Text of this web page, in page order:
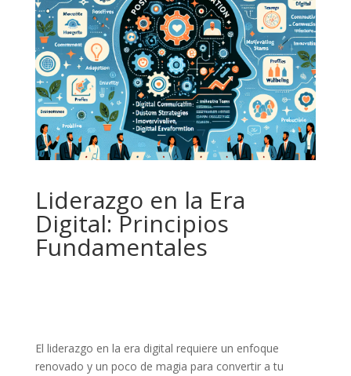
Liderazgo en la Era
Digital: Principios
Fundamentales
El liderazgo en la era digital requiere un enfoque
renovado y un poco de magia para convertir a tu